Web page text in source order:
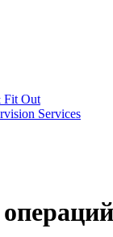
Fit Out
Services